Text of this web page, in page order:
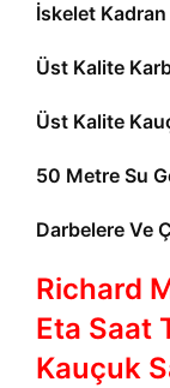
İskelet Kadran
Üst Kalite
Üst Kalite
50 Metre Su
Darbelere Ve
Richard
Eta Saat
Kauçuk